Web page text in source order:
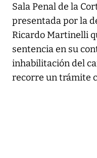
Sala Penal de la
presentada por la
Ricardo Martinelli
sentencia en su
inhabilitación del
recorre un trámite